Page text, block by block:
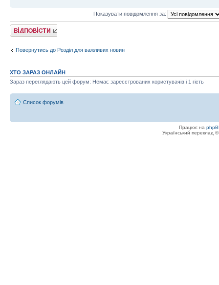
Показувати повідомлення за:
Відповісти
Повернутись до Розділ для важливих новин
ХТО ЗАРАЗ ОНЛАЙН
Зараз переглядають цей форум: Немає зареєстрованих користувачів і 1 гість
Список форумів
Працює на
Український переклад